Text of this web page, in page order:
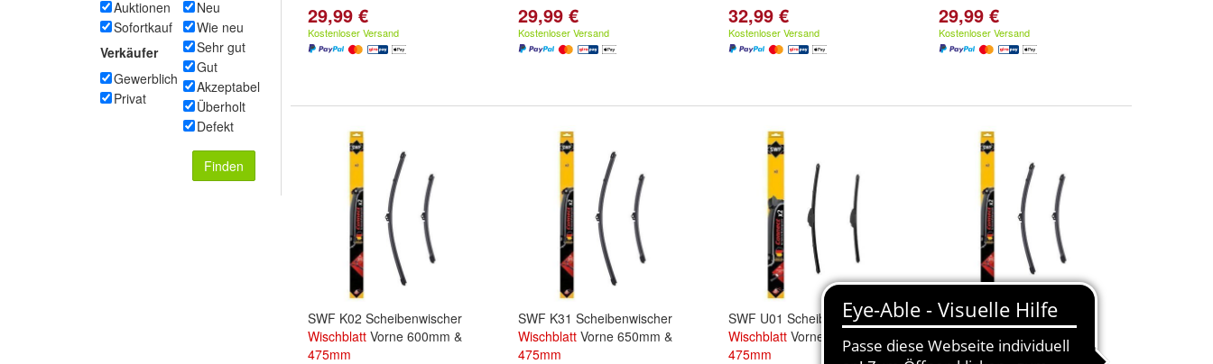
Auktionen
Sofortkauf
Verkäufer
Gewerblich
Privat
Neu
Wie neu
Sehr gut
Gut
Akzeptabel
Überholt
Defekt
Finden
29,99 €
Kostenloser Versand
29,99 €
Kostenloser Versand
32,99 €
Kostenloser Versand
29,99 €
Kostenloser Versand
SWF K02 Scheibenwischer
Wischblatt Vorne 600mm &
475mm
SWF K31 Scheibenwischer
Wischblatt Vorne 650mm &
475mm
SWF U01 Scheibenwischer
Wischblatt Vorne 530mm &
475mm
SWF K11 Scheibenwischer
Wischblatt Vorne 530mm &
475mm